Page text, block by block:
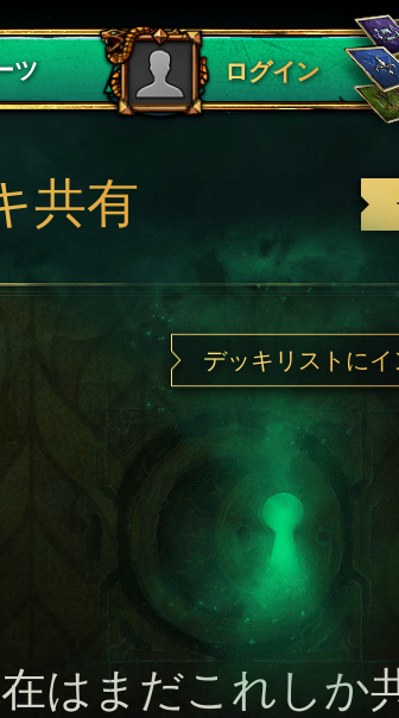
ツ ログイン
ログアウト
共有
デッキリストにイ
はまだこれしか